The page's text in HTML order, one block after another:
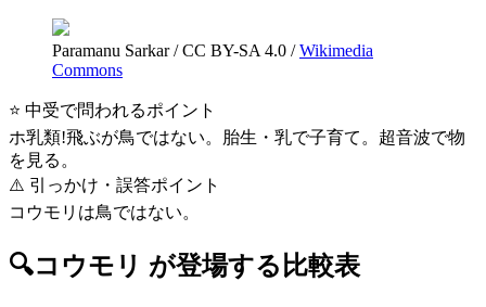
Paramanu Sarkar/CC BY-SA 4.0 / Wikimedia
Commons
⭐ 中受で問われるポイント
ホ乳類!飛ぶが鳥ではない。胎生・乳で子育て。超音波で物
を見る。
⚠️ 引っかけ・誤答ポイント
コウモリは鳥ではない。
🔍コウモリ が登場する比較表